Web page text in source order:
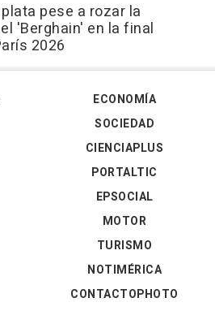
pese a rozar la
'Berghain' en la final
2026
ECONOMÍA
SOCIEDAD
CIENCIAPLUS
PORTALTIC
EPSOCIAL
MOTOR
TURISMO
NOTIMÉRICA
CONTACTOPHOTO